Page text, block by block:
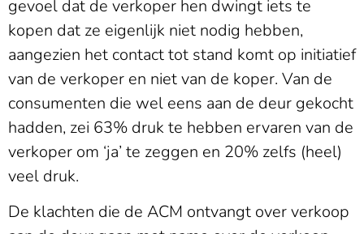
gevoel dat de verkoper hen dwingt iets te
kopen dat ze eigenlijk niet nodig hebben,
aangezien het contact tot stand komt op initiatief
van de verkoper en niet van de koper. Van de
consumenten die wel eens aan de deur gekocht
hadden, zei 63% druk te hebben ervaren van de
verkoper om ‘ja’ te zeggen en 20% zelfs (heel)
veel druk.
De klachten die de ACM ontvangt over verkoop